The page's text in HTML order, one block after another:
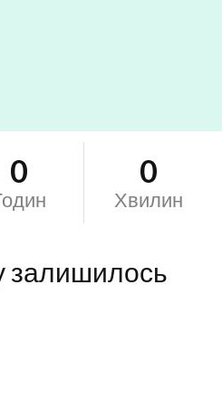
0 0
Хвилин
залишилось